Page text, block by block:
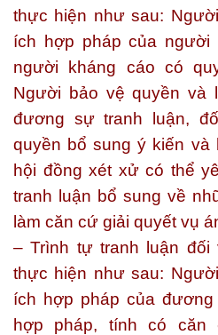
thực hiện như sau:
ích hợp pháp của người
người kháng cáo có
Người bảo vệ quyền và
đương sự tranh luận,
quyền bổ sung ý kiến và
hội đồng xét xử có thể
tranh luận bổ sung về
làm căn cứ giải quyết vụ
– Trình tự tranh luận
thực hiện như sau:
ích hợp pháp của
hợp pháp, tính có căn